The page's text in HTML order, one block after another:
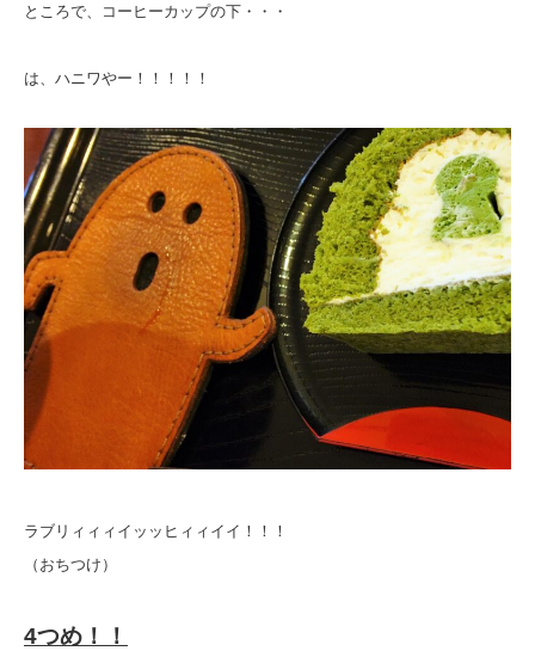
ところで、コーヒーカップの下・・・
は、ハニワやー！！！！！
ラブリィィィイッッヒィィイイ！！！
（おちつけ）
4つめ！！